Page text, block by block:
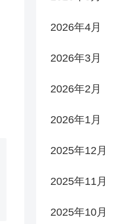
2026年4月
2026年3月
2026年2月
2026年1月
2025年12月
2025年11月
2025年10月